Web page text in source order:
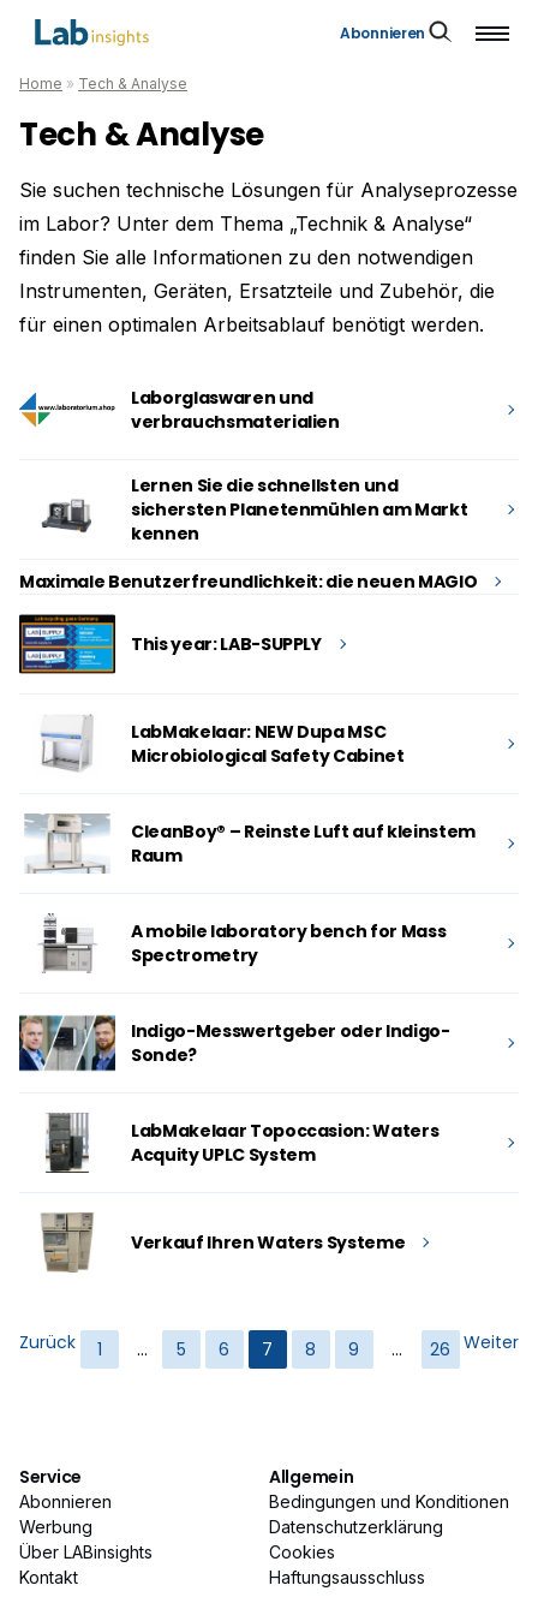
Abonnieren
Home » Tech & Analyse
Tech & Analyse
Sie suchen technische Lösungen für Analyseprozesse
im Labor? Unter dem Thema „Technik & Analyse“
finden Sie alle Informationen zu den notwendigen
Instrumenten, Geräten, Ersatzteile und Zubehör, die
für einen optimalen Arbeitsablauf benötigt werden.
Laborglaswaren und
verbrauchsmaterialien
Lernen Sie die schnellsten und
sichersten Planetenmühlen am Markt
kennen
Maximale Benutzerfreundlichkeit: die neuen MAGIO
This year: LAB-SUPPLY
LabMakelaar: NEW Dupa MSC
Microbiological Safety Cabinet
CleanBoy® – Reinste Luft auf kleinstem
Raum
A mobile laboratory bench for Mass
Spectrometry
Indigo-Messwertgeber oder Indigo-
Sonde?
LabMakelaar Topoccasion: Waters
Acquity UPLC System
Verkauf Ihren Waters Systeme
Zurück 1 … 5 6 7 8 9 … 26 Weiter
Service
Abonnieren
Werbung
Über LABinsights
Kontakt
Allgemein
Bedingungen und Konditionen
Datenschutzerklärung
Cookies
Haftungsausschluss